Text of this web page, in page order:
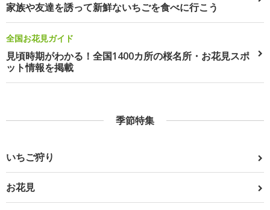
家族や友達を誘って新鮮ないちごを食べに行こう
全国お花見ガイド
見頃時期がわかる！全国1400カ所の桜名所・お花見スポ
ット情報を掲載
季節特集
いちご狩り
お花見